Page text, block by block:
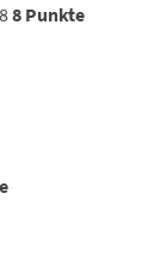
8 Punkte